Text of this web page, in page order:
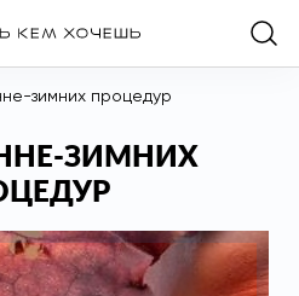
зимних процедур
ЗИМНИХ